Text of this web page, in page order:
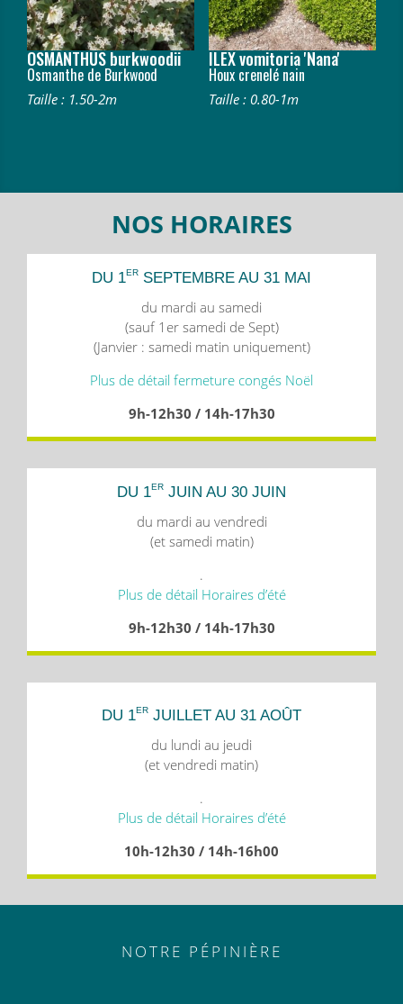
OSMANTHUS burkwoodii
Osmanthe de Burkwood
Taille : 1.50-2m
ILEX vomitoria 'Nana'
Houx crenelé nain
Taille : 0.80-1m
NOS HORAIRES
DU 1ER SEPTEMBRE AU 31 MAI
du mardi au samedi
(sauf 1er samedi de Sept)
(Janvier : samedi matin uniquement)
Plus de détail fermeture congés Noël
9h-12h30 / 14h-17h30
DU 1ER JUIN AU 30 JUIN
du mardi au vendredi
(et samedi matin)
.
Plus de détail Horaires d’été
9h-12h30 / 14h-17h30
DU 1ER JUILLET AU 31 AOÛT
du lundi au jeudi
(et vendredi matin)
.
Plus de détail Horaires d’été
10h-12h30 / 14h-16h00
NOTRE PÉPINIÈRE